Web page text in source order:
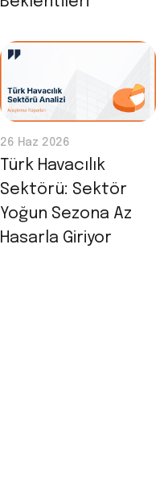
26 Haz 2026
Türk Havacılık
Sektörü: Sektör
Yoğun Sezona Az
Hasarla Giriyor